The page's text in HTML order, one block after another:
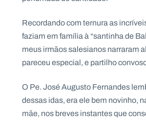
Recordando com ternura as
faziam em família à “santinha de
meus irmãos salesianos narraram
pareceu especial, e partilho
O Pe. José Augusto Fernandes
dessas idas, era ele bem novinho,
mãe, nos breves instantes que
e
i
a
n
o
.
A C